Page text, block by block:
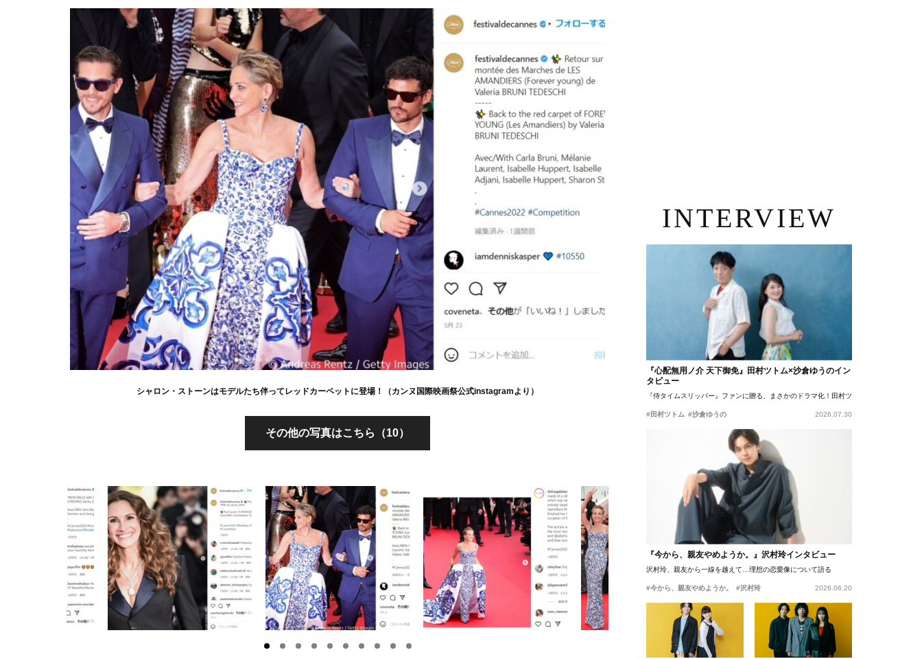
シャロン・ストーンはモデルたち伴ってレッドカーペットに登場！（カンヌ国際映画祭公式instagramより）
その他の写真はこちら（10）
INTERVIEW
『心配無用ノ介 天下御免』田村ツトム×沙倉ゆうのイン
タビュー
『侍タイムスリッパー』ファンに贈る、まさかのドラマ化！田村ツトム×沙倉ゆうのが語
#田村ツトム #沙倉ゆうの 2026.07.30
『今から、親友やめようか。』沢村玲インタビュー
沢村玲、親友から一線を越えて…理想の恋愛像について語る
#今から、親友やめようか。 #沢村玲 2026.06.20